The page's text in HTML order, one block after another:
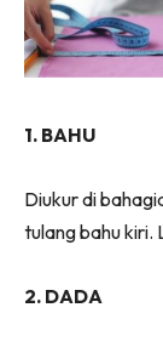
1. BAHU
Diukur di
tulang bahu kiri.
2. DADA